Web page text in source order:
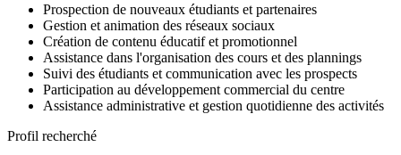
Prospection de nouveaux étudiants et partenaires
Gestion et animation des réseaux sociaux
Création de contenu éducatif et promotionnel
Assistance dans l'organisation des cours et des plannings
Suivi des étudiants et communication avec les prospects
Participation au développement commercial du centre
Assistance administrative et gestion quotidienne des activités
Profil recherché